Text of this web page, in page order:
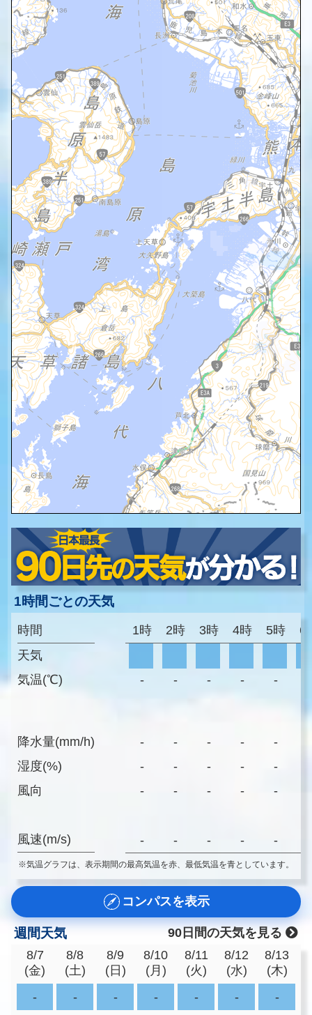
1時間ごとの天気
時間
天気
気温(℃)
降水量(mm/h)
湿度(%)
風向
風速(m/s)
1時 2時 3時 4時 5時 6
- - - - -
- - - - -
-
- - - -
-
- - - -
- - - - -
※気温グラフは、表示期間の最高気温を赤、最低気温を青としています。
コンパスを表示
週間天気
90日間の天気を見る
8/7
(金)
8/8
(土)
8/9
(日)
8/10
(月)
8/11
(火)
8/12
(水)
8/13
(木)
-
- - - - -
-